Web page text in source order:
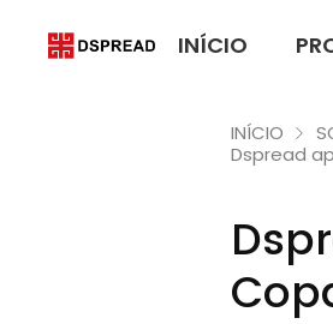
INÍCIO
INÍCIO
Dspread